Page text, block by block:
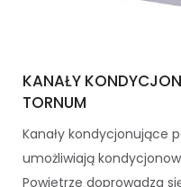
KANAŁY
TORNUM
Kanały kondycjonujące
umożliwiają
Powietrze doprowadza